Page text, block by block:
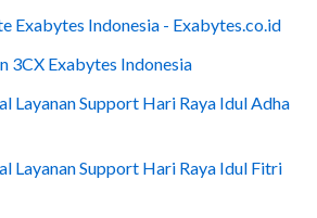
Exabytes Indonesia - Exabytes.co.id
3CX Exabytes Indonesia
Layanan Support Hari Raya Idul Adha
Layanan Support Hari Raya Idul Fitri